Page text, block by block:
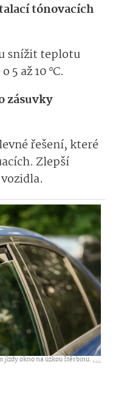
tónovacích
snížit teplotu
až 10 °C.
zásuvky
řešení, které
Zlepší
okno na úzkou štěrbinu. ,...